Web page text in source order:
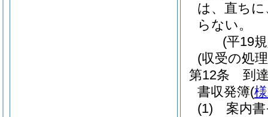
は、直ち
らない。
(平19
(収受の処
第12条
到
書収発簿(
(1)
案内